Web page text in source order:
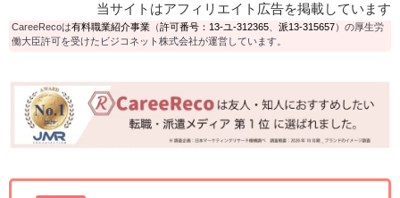
当サイトはアフィリエイト広告を掲載しています
CareeRecoは有料職業紹介事業 （許可番号：13-ユ-312365、 派13-315657）の厚生労
働大臣許可を受けたビジコネット株式会社が運営しています。